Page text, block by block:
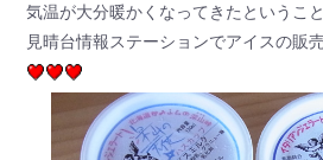
気温が大分暖かくなってきたというこ
見晴台情報ステーションでアイスの販